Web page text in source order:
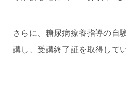
さらに、糖尿病療養指導の自
講し、受講終了証を取得して